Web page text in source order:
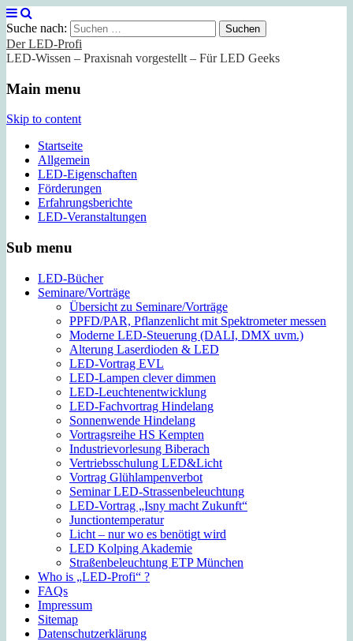
Suche nach:
Der LED-Profi
LED-Wissen – Praxisnah vorgestellt – Für LED Geeks
Main menu
Skip to content
Startseite
Allgemein
LED-Eigenschaften
Förderungen
Erfahrungsberichte
LED-Veranstaltungen
Sub menu
LED-Bücher
Seminare/Vorträge
Übersicht zu Seminare/Vorträge
PPFD/PAR, Pflanzenlicht mit Spektrometer messen
Moderne LED-Steuerung (DALI, DMX uvm.)
Alterung Laserdioden & LED
LED-Vortrag EVL
LED-Lampen clever dimmen
LED-Leuchtenentwicklung
LED-Fachvortrag Hindelang
Sonnenwende Hindelang
Vortragsreihe HS Kempten
Industrievorlesung Biberach
Vertriebsschulung LED&Licht
Vortrag Glühlampenverbot
Seminar LED-Strassenbeleuchtung
LED-Vortrag „Isny macht Zukunft“
Junctiontemperatur
Licht – nur wo es benötigt wird
LED Kolping Akademie
Straßenbeleuchtung ETP München
Who is „LED-Profi“ ?
FAQs
Impressum
Sitemap
Datenschutzerklärung